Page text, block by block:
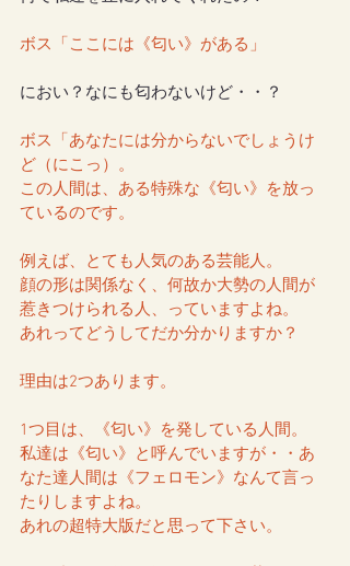
ボス「ここには《匂い》がある」
におい？なにも匂わないけど・・？
ボス「あなたには分からないでしょうけ
ど（にこっ）。
この人間は、ある特殊な《匂い》を放っ
ているのです。
例えば、とても人気のある芸能人。
顔の形は関係なく、何故か大勢の人間が
惹きつけられる人、っていますよね。
あれってどうしてだか分かりますか？
理由は2つあります。
1つ目は、《匂い》を発している人間。
私達は《匂い》と呼んでいますが・・あ
なた達人間は《フェロモン》なんて言っ
たりしますよね。
あれの超特大版だと思って下さい。